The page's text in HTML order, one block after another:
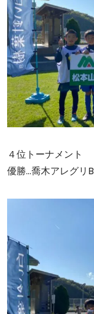
４位トーナメント
優勝…喬木アレグリB